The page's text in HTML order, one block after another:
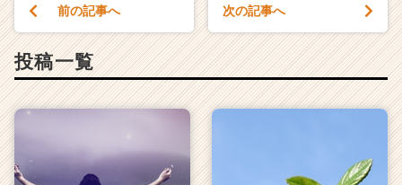
前の記事へ 次の記事へ
投稿一覧